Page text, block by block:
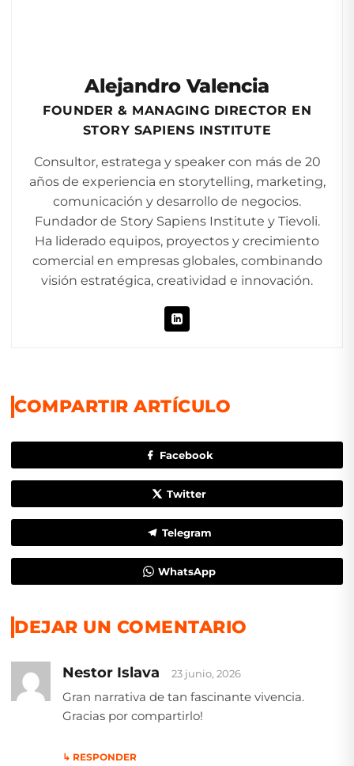
Alejandro Valencia
FOUNDER & MANAGING DIRECTOR EN
STORY SAPIENS INSTITUTE
Consultor, estratega y speaker con más de 20
años de experiencia en storytelling, marketing,
comunicación y desarrollo de negocios.
Fundador de Story Sapiens Institute y Tievoli.
Ha liderado equipos, proyectos y crecimiento
comercial en empresas globales, combinando
visión estratégica, creatividad e innovación.
COMPARTIR ARTÍCULO
Facebook
Twitter
Telegram
WhatsApp
DEJAR UN COMENTARIO
Nestor Islava 23 junio, 2026
Gran narrativa de tan fascinante vivencia.
Gracias por compartirlo!
↳ RESPONDER